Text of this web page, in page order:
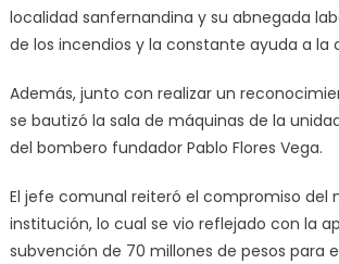
localidad sanfernandina y su abnegada
de los incendios y la constante ayuda a la
Además, junto con realizar un
se bautizó la sala de máquinas de la
del bombero fundador Pablo Flores Vega.
El jefe comunal reiteró el compromiso del
institución, lo cual se vio reflejado con la
subvención de 70 millones de pesos para